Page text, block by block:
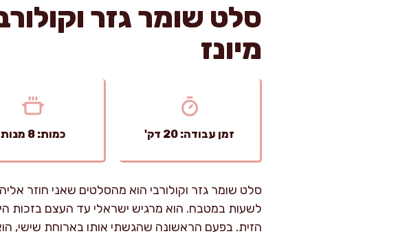
מיונז
זמן עבודה: 20 דק' כמות: 8 מנות
סלט שומר גזר וקולורבי הוא מהסלטים שאני חוזר
לשעות במטבח. הוא מרגיש ישראלי עד העצם בזכות
הזית. בפעם הראשונה שהגשתי אותו בארוחת שישי,